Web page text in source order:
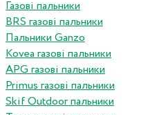
Газові пальники
BRS газові пальники
Пальники Ganzo
Kovea газові пальники
APG газові пальники
Primus газові пальники
Skif Outdoor пальники